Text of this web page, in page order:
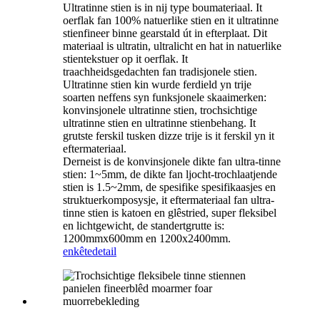
Ultratinne stien is in nij type boumateriaal. It
oerflak fan 100% natuerlike stien en it ultratinne
stienfineer binne gearstald út in efterplaat. Dit
materiaal is ultratin, ultralicht en hat in natuerlike
stientekstuer op it oerflak. It
traachheidsgedachten fan tradisjonele stien.
Ultratinne stien kin wurde ferdield yn trije
soarten neffens syn funksjonele skaaimerken:
konvinsjonele ultratinne stien, trochsichtige
ultratinne stien en ultratinne stienbehang. It
grutste ferskil tusken dizze trije is it ferskil yn it
eftermateriaal.
Derneist is de konvinsjonele dikte fan ultra-tinne
stien: 1~5mm, de dikte fan ljocht-trochlaatjende
stien is 1.5~2mm, de spesifike spesifikaasjes en
struktuerkomposysje, it eftermateriaal fan ultra-
tinne stien is katoen en glêstried, super fleksibel
en lichtgewicht, de standertgrutte is:
1200mmx600mm en 1200x2400mm.
enkêtedetail